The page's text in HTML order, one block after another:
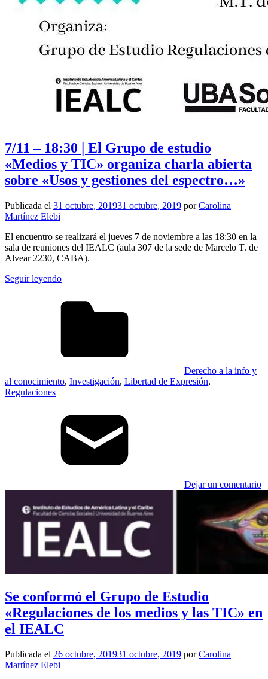
7/11 – 18:30 | El Grupo de estudio
«Medios y TIC» organiza charla abierta
sobre «Usos y gestiones del espectro…»
Publicada el 31 octubre, 201931 octubre, 2019 porCarolina
Martínez Elebi
El encuentro se realizará el jueves 7 de noviembre a las 18:30 en la
sala de reuniones del IEALC (aula 307 de la sede de Marcelo T. de
Alvear 2230, CABA).
Seguir leyendo
Derecho a la info y
al conocimiento, Investigación, Libertad de Expresión,
Regulaciones
Dejar un comentario
Se conformó el Grupo de Estudio
«Regulaciones de los medios y las TIC» en
el IEALC
Publicada el 26 octubre, 201931 octubre, 2019 porCarolina
Martínez Elebi